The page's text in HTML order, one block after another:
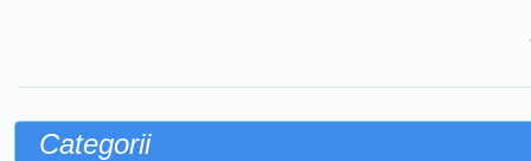
Categorii